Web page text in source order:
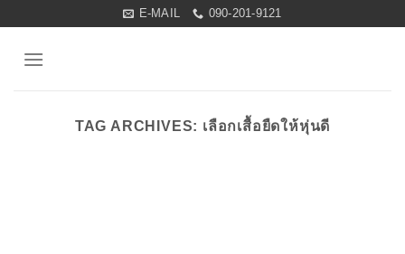
content
E-MAIL 090-201-9121
TAG ARCHIVES: เลือกเสื้อยืดให้หุ่นดี